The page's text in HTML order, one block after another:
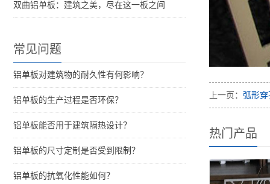
双曲铝单板：建筑之美，尽在这一板之间
常见问题
铝单板对建筑物的耐久性有何影响？
铝单板的生产过程是否环保？
铝单板能否用于建筑隔热设计？
铝单板的尺寸定制是否受到限制？
铝单板的抗氧化性能如何？
上一页： 弧形
热门产品